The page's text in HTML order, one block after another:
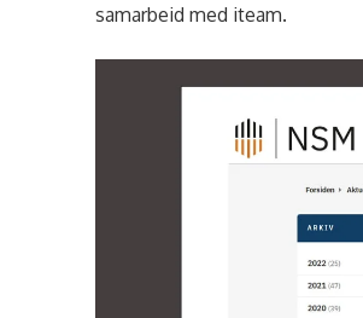
samarbeid med iteam.